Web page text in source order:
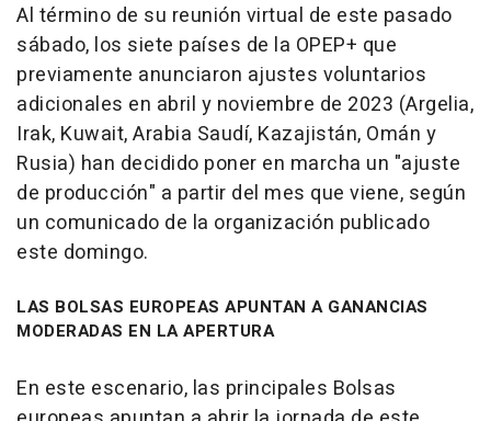
Al término de su reunión virtual de este pasado
sábado, los siete países de la OPEP+ que
previamente anunciaron ajustes voluntarios
adicionales en abril y noviembre de 2023 (Argelia,
Irak, Kuwait, Arabia Saudí, Kazajistán, Omán y
Rusia) han decidido poner en marcha un "ajuste
de producción" a partir del mes que viene, según
un comunicado de la organización publicado
este domingo.
LAS BOLSAS EUROPEAS APUNTAN A GANANCIAS
MODERADAS EN LA APERTURA
En este escenario, las principales Bolsas